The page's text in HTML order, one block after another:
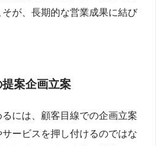
が、長期的な営業成果に結び
案企画立案
には、顧客目線での企画立案
ービスを押し付けるのではな